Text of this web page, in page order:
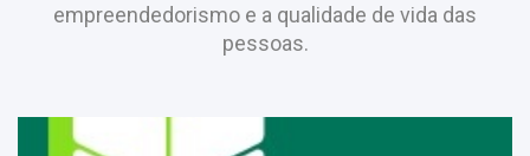
empreendedorismo e a qualidade de vida das
pessoas.